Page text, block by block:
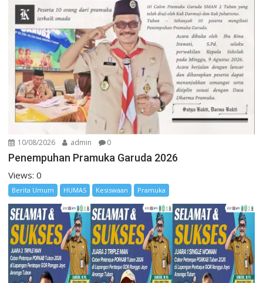
10/08/2026 admin 0
Penempuhan Pramuka Garuda 2026
Views: 0
Berita Umum HUMAS Kesiswaan Pramuka